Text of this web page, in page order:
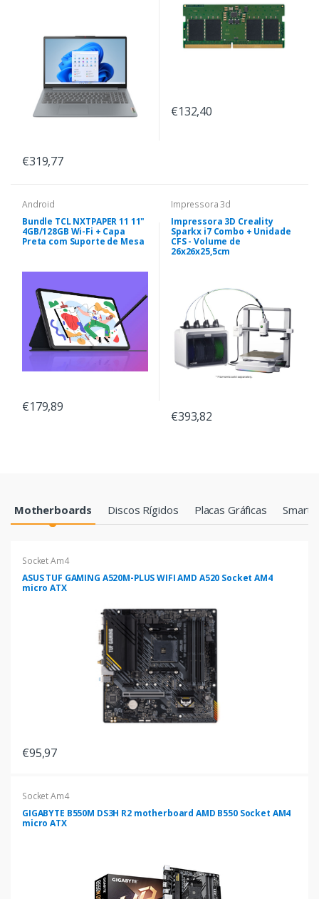
€319,77
€132,40
Android
Bundle TCL NXTPAPER 11 11"
4GB/128GB Wi-Fi + Capa
Preta com Suporte de Mesa
€179,89
Impressora 3d
Impressora 3D Creality
Sparkx i7 Combo + Unidade
CFS - Volume de
26x26x25,5cm
€393,82
Products Grid
Motherboards Discos Rígidos Placas Gráficas
Socket Am4
ASUS TUF GAMING A520M-PLUS WIFI AMD A520 Socket AM4
micro ATX
€95,97
Socket Am4
GIGABYTE B550M DS3H R2 motherboard AMD B550 Socket AM4
micro ATX